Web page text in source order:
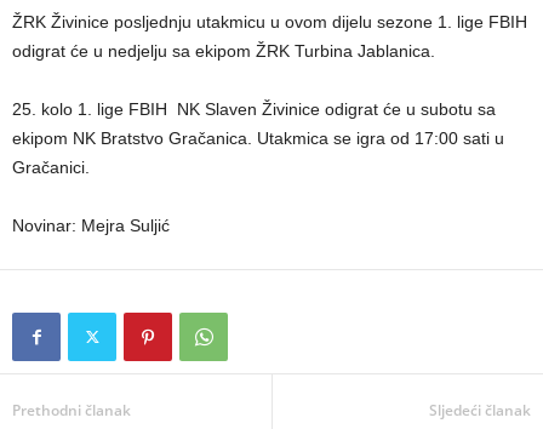
ŽRK Živinice posljednju utakmicu u ovom dijelu sezone 1. lige FBIH
odigrat će u nedjelju sa ekipom ŽRK Turbina Jablanica.
25. kolo 1. lige FBIH NK Slaven Živinice odigrat će u subotu sa
ekipom NK Bratstvo Gračanica. Utakmica se igra od 17:00 sati u
Gračanici.
Novinar: Mejra Suljić
Prethodni članak Sljedeći članak